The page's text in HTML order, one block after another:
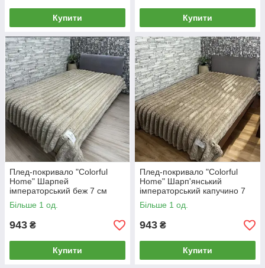
Купити Купити
Плед-покривало "Colorful
Home" Шарпей
імператорський беж 7 см
(200x220cм)
Більше 1 од.
943 ₴
Купити
Плед-покривало "Colorful
Home" Шарп'янський
імператорський капучино 7
см (200x220 см)
Більше 1 од.
943 ₴
Купити